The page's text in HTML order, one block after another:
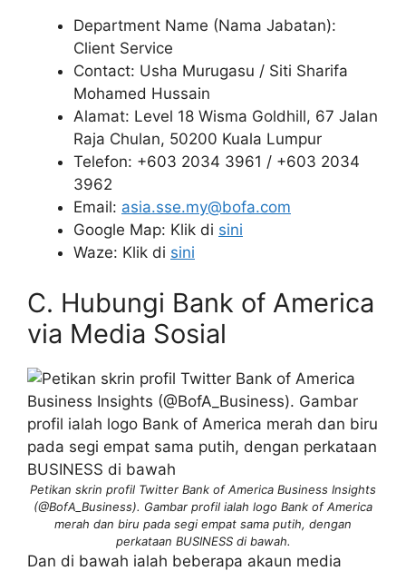
Department Name (Nama Jabatan):
Client Service
Contact: Usha Murugasu / Siti Sharifa
Mohamed Hussain
Alamat: Level 18 Wisma Goldhill, 67 Jalan
Raja Chulan, 50200 Kuala Lumpur
Telefon: +603 2034 3961 / +603 2034
3962
Email: asia.sse.my@bofa.com
Google Map: Klik di sini
Waze: Klik di sini
C. Hubungi Bank of America
via Media Sosial
Petikan skrin profil Twitter Bank of America Business Insights
(@BofA_Business). Gambar profil ialah logo Bank of America
merah dan biru pada segi empat sama putih, dengan
perkataan BUSINESS di bawah.
Dan di bawah ialah beberapa akaun media